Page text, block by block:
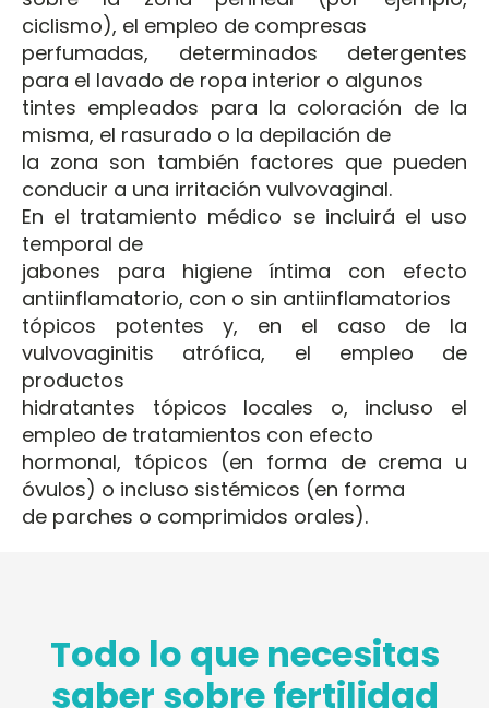
ciclismo), el empleo de compresas
perfumadas, determinados detergentes
para el lavado de ropa interior o algunos
tintes empleados para la coloración de la
misma, el rasurado o la depilación de
la zona son también factores que pueden
conducir a una irritación vulvovaginal.
En el tratamiento médico se incluirá el uso
temporal de
jabones para higiene íntima con efecto
antiinflamatorio, con o sin antiinflamatorios
tópicos potentes y, en el caso de la
vulvovaginitis atrófica, el empleo de
productos
hidratantes tópicos locales o, incluso el
empleo de tratamientos con efecto
hormonal, tópicos (en forma de crema u
óvulos) o incluso sistémicos (en forma
de parches o comprimidos orales).
Todo lo que necesitas
saber sobre fertilidad